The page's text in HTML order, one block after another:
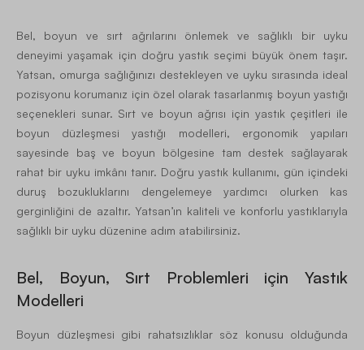
Bel, boyun ve sırt ağrılarını önlemek ve sağlıklı bir uyku
deneyimi yaşamak için doğru yastık seçimi büyük önem taşır.
Yatsan, omurga sağlığınızı destekleyen ve uyku sırasında ideal
pozisyonu korumanız için özel olarak tasarlanmış boyun yastığı
seçenekleri sunar. Sırt ve boyun ağrısı için yastık çeşitleri ile
boyun düzleşmesi yastığı modelleri, ergonomik yapıları
sayesinde baş ve boyun bölgesine tam destek sağlayarak
rahat bir uyku imkânı tanır. Doğru yastık kullanımı, gün içindeki
duruş bozukluklarını dengelemeye yardımcı olurken kas
gerginliğini de azaltır. Yatsan’ın kaliteli ve konforlu yastıklarıyla
sağlıklı bir uyku düzenine adım atabilirsiniz.
Bel, Boyun, Sırt Problemleri için Yastık
Modelleri
Boyun düzleşmesi gibi rahatsızlıklar söz konusu olduğunda